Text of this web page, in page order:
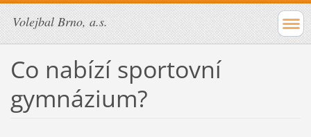
Volejbal Brno, a.s.
Co nabízí sportovní
gymnázium?